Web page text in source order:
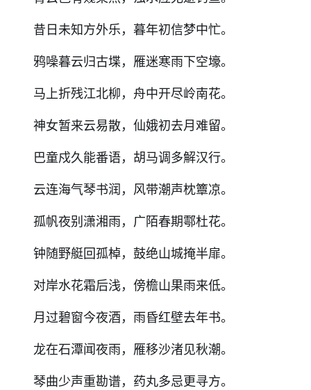
昔日未知方外乐，暮年初信梦中忙。
鸦噪暮云归古堞，雁迷寒雨下空壕。
马上折残江北柳，舟中开尽岭南花。
神女暂来云易散，仙娥初去月难留。
巴童戍久能番语，胡马调多解汉行。
云连海气琴书润，风带潮声枕簟凉。
孤帆夜别潇湘雨，广陌春期鄠杜花。
钟随野艇回孤棹，鼓绝山城掩半扉。
对岸水花霜后浅，傍檐山果雨来低。
月过碧窗今夜酒，雨昏红壁去年书。
龙在石潭闻夜雨，雁移沙渚见秋潮。
琴曲少声重勘谱，药丸多忌更寻方。